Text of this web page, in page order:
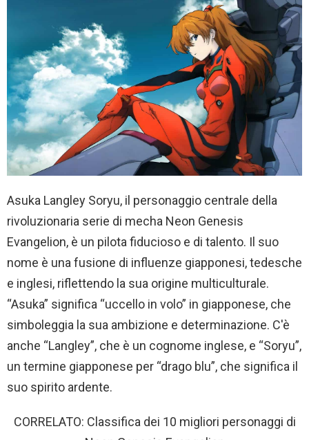
Asuka Langley Soryu, il personaggio centrale della
rivoluzionaria serie di mecha Neon Genesis
Evangelion, è un pilota fiducioso e di talento. Il suo
nome è una fusione di influenze giapponesi, tedesche
e inglesi, riflettendo la sua origine multiculturale.
“Asuka” significa “uccello in volo” in giapponese, che
simboleggia la sua ambizione e determinazione. C'è
anche “Langley”, che è un cognome inglese, e “Soryu”,
un termine giapponese per “drago blu”, che significa il
suo spirito ardente.
CORRELATO: Classifica dei 10 migliori personaggi di